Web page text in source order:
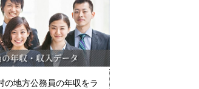
の地方公務員の年収をラ